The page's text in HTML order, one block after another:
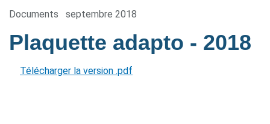
Documents septembre 2018
Plaquette adapto - 2018
Télécharger la version .pdf